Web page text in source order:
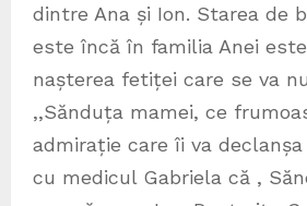
dintre Ana și Ion. Starea de
este încă în familia Anei
nașterea fetiței care se va
,,Sănduța mamei, ce
admirație care îi va
cu medicul Gabriela că ,